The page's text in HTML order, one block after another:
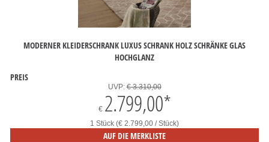
MODERNER KLEIDERSCHRANK LUXUS SCHRANK HOLZ SCHRÄNKE GLAS
HOCHGLANZ
PREIS
UVP:€ 3.310,00
€ 2.799,00*
1 Stück (€ 2.799,00 / Stück)
AUF DIE MERKLISTE